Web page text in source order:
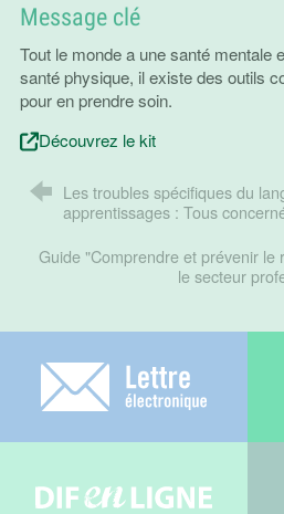
Message clé
Tout le monde a une santé mentale
santé physique, il existe des outils
pour en prendre soin.
Découvrez le kit
Les troubles spécifiques du
apprentissages : Tous
Guide "Comprendre et prévenir le
le secteur